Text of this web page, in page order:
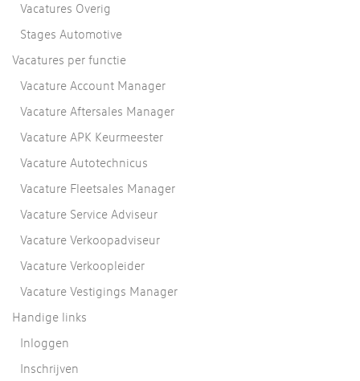
Vacatures Overig
Stages Automotive
Vacatures per functie
Vacature Account Manager
Vacature Aftersales Manager
Vacature APK Keurmeester
Vacature Autotechnicus
Vacature Fleetsales Manager
Vacature Service Adviseur
Vacature Verkoopadviseur
Vacature Verkoopleider
Vacature Vestigings Manager
Handige links
Inloggen
Inschrijven